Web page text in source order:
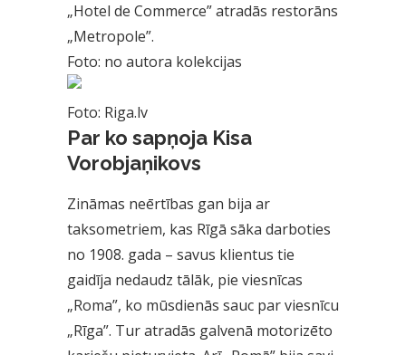
„Hotel de Commerce” atradās restorāns
„Metropole”.
Foto: no autora kolekcijas
Foto: Riga.lv
Par ko sapņoja Kisa
Vorobjaņikovs
Zināmas neērtības gan bija ar
taksometriem, kas Rīgā sāka darboties
no 1908. gada – savus klientus tie
gaidīja nedaudz tālāk, pie viesnīcas
„Roma”, ko mūsdienās sauc par viesnīcu
„Rīga”. Tur atradās galvenā motorizēto